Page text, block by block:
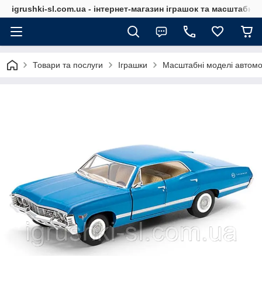
igrushki-sl.com.ua - інтернет-магазин іграшок та
Товари та послуги Іграшки Масштабні моделі